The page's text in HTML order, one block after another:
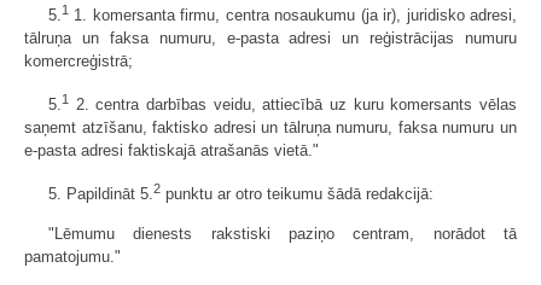
5. 1 1. komersanta firmu, centra nosaukumu (ja ir), juridisko adresi,
tālruņa un faksa numuru, e-pasta adresi un reģistrācijas numuru
komercreģistrā;
5.1
2. centra darbības veidu, attiecībā uz kuru komersants vēlas
saņemt atzīšanu, faktisko adresi un tālruņa numuru, faksa numuru un
e-pasta adresi faktiskajā atrašanās vietā."
5. Papildināt 5.2 punktu ar otro teikumu šādā redakcijā:
"Lēmumu dienests rakstiski paziņo centram, norādot tā
pamatojumu."